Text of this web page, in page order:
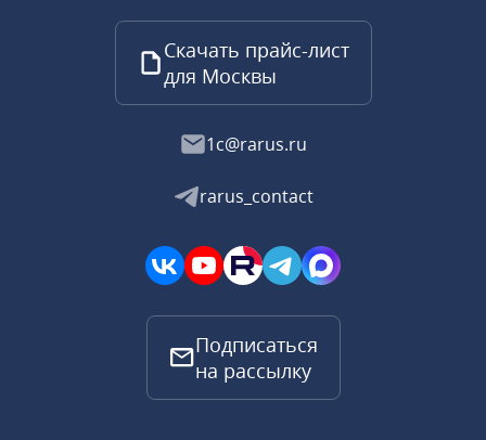
Скачать прайс-лист
для Москвы
1c@rarus.ru
rarus_contact
Подписаться
на рассылку